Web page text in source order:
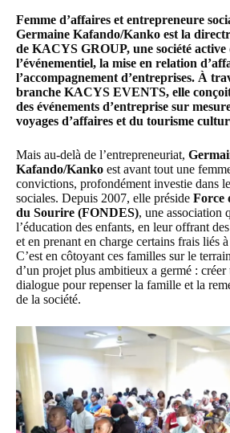
Femme d’affaires et entrepreneure
Germaine Kafando/Kanko est la
de KACYS GROUP, une société active
l’événementiel, la mise en relation
l’accompagnement d’entreprises. À
branche KACYS EVENTS, elle
des événements d’entreprise sur
voyages d’affaires et du tourisme
Mais au-delà de l’entrepreneuriat,
Kafando/Kanko est avant tout une
convictions, profondément investie dans
sociales. Depuis 2007, elle préside Force
du Sourire (FONDES), une association
l’éducation des enfants, en leur offrant
et en prenant en charge certains frais liés
C’est en côtoyant ces familles sur le
d’un projet plus ambitieux a germé : créer
dialogue pour repenser la famille et la
de la société.